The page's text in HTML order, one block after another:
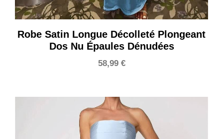
Robe Satin Longue Décolleté Plongeant
Dos Nu Épaules Dénudées
58,99 €